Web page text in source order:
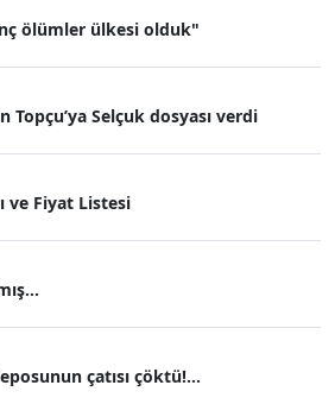
ölümler ülkesi olduk"
Topçu’ya Selçuk dosyası verdi
ve Fiyat Listesi
çatısı çöktü!...